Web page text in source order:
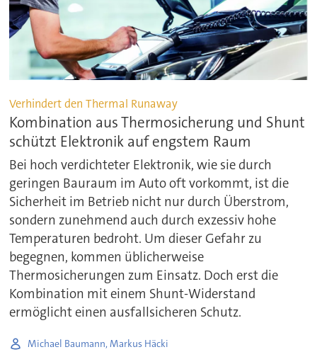
Verhindert den Thermal Runaway
Kombination aus Thermosicherung und Shunt
schützt Elektronik auf engstem Raum
Bei hoch verdichteter Elektronik, wie sie durch
geringen Bauraum im Auto oft vorkommt, ist die
Sicherheit im Betrieb nicht nur durch Überstrom,
sondern zunehmend auch durch exzessiv hohe
Temperaturen bedroht. Um dieser Gefahr zu
begegnen, kommen üblicherweise
Thermosicherungen zum Einsatz. Doch erst die
Kombination mit einem Shunt-Widerstand
ermöglicht einen ausfallsicheren Schutz.
Michael Baumann, Markus Häcki